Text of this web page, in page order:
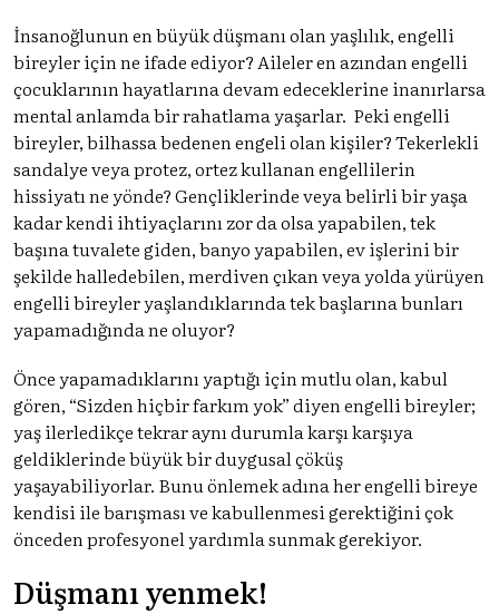
İnsanoğlunun en büyük düşmanı olan yaşlılık, engelli
bireyler için ne ifade ediyor? Aileler en azından engelli
çocuklarının hayatlarına devam edeceklerine inanırlarsa
mental anlamda bir rahatlama yaşarlar. Peki engelli
bireyler, bilhassa bedenen engeli olan kişiler? Tekerlekli
sandalye veya protez, ortez kullanan engellilerin
hissiyatı ne yönde? Gençliklerinde veya belirli bir yaşa
kadar kendi ihtiyaçlarını zor da olsa yapabilen, tek
başına tuvalete giden, banyo yapabilen, ev işlerini bir
şekilde halledebilen, merdiven çıkan veya yolda yürüyen
engelli bireyler yaşlandıklarında tek başlarına bunları
yapamadığında ne oluyor?
Önce yapamadıklarını yaptığı için mutlu olan, kabul
gören, “Sizden hiçbir farkım yok” diyen engelli bireyler;
yaş ilerledikçe tekrar aynı durumla karşı karşıya
geldiklerinde büyük bir duygusal çöküş
yaşayabiliyorlar. Bunu önlemek adına her engelli bireye
kendisi ile barışması ve kabullenmesi gerektiğini çok
önceden profesyonel yardımla sunmak gerekiyor.
Düşmanı yenmek!